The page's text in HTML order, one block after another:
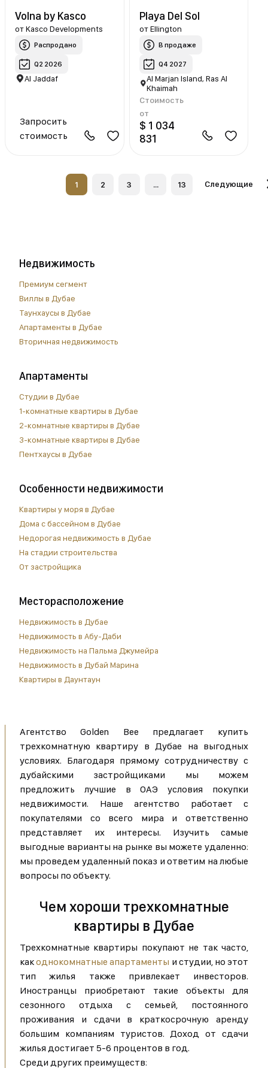
Volna by Kasco
отKasco Developments
Распродано
Q2 2026
Al Jaddaf
Запросить
стоимость
Playa Del Sol
от Ellington
В продаже
Q4 2027
Al Marjan Island, Ras Al
Khaimah
Стоимость
от
$ 1 034
831
1 2 3 ... 13 Следующие
Недвижимость
Премиум сегмент
Виллы в Дубае
Таунхаусы в Дубае
Апартаменты в Дубае
Вторичная недвижимость
Апартаменты
Студии в Дубае
1-комнатные квартиры в Дубае
2-комнатные квартиры в Дубае
3-комнатные квартиры в Дубае
Пентхаусы в Дубае
Особенности недвижимости
Квартиры у моря в Дубае
Дома с бассейном в Дубае
Недорогая недвижимость в Дубае
На стадии строительства
От застройщика
Месторасположение
Недвижимость в Дубае
Недвижимость в Абу-Даби
Недвижимость на Пальма Джумейра
Недвижимость в Дубай Марина
Квартиры в Даунтаун
Агентство Golden Bee предлагает купить
трехкомнатную квартиру в Дубае на выгодных
условиях. Благодаря прямому сотрудничеству с
дубайскими застройщиками мы можем
предложить лучшие в ОАЭ условия покупки
недвижимости. Наше агентство работает с
покупателями со всего мира и ответственно
представляет их интересы. Изучить самые
выгодные варианты на рынке вы можете удаленно:
мы проведем удаленный показ и ответим на любые
вопросы по объекту.
Чем хороши трехкомнатные
квартиры в Дубае
Трехкомнатные квартиры покупают не так часто,
какоднокомнатные апартаменты и студии, но этот
тип жилья также привлекает инвесторов.
Иностранцы приобретают такие объекты для
сезонного отдыха с семьей, постоянного
проживания и сдачи в краткосрочную аренду
большим компаниям туристов. Доход от сдачи
жилья достигает 5-6 процентов в год.
Среди других преимуществ: